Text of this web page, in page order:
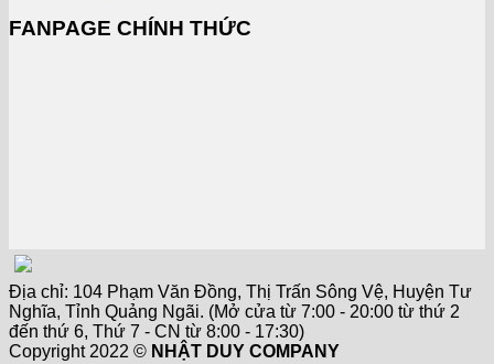
FANPAGE CHÍNH THỨC
Địa chỉ: 104 Phạm Văn Đồng, Thị Trấn Sông Vệ, Huyện Tư
Nghĩa, Tỉnh Quảng Ngãi. (Mở cửa từ 7:00 - 20:00 từ thứ 2
đến thứ 6, Thứ 7 - CN từ 8:00 - 17:30)
Copyright 2022 © NHẬT DUY COMPANY